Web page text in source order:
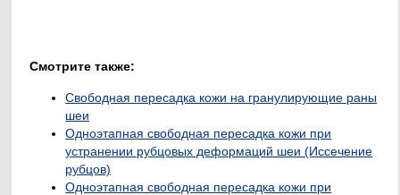
Смотрите также:
Свободная пересадка кожи на гранулирующие раны
шеи
Одноэтапная свободная пересадка кожи при
устранении рубцовых деформаций шеи (Иссечение
рубцов)
Одноэтапная свободная пересадка кожи при